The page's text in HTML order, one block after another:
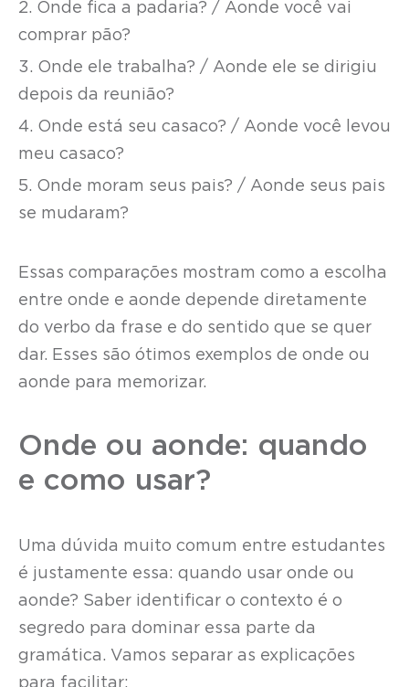
2. Onde fica a padaria? / Aonde você vai
comprar pão?
3. Onde ele trabalha? / Aonde ele se dirigiu
depois da reunião?
4. Onde está seu casaco? / Aonde você levou
meu casaco?
5. Onde moram seus pais? / Aonde seus pais
se mudaram?
Essas comparações mostram como a escolha
entre onde e aonde depende diretamente
do verbo da frase e do sentido que se quer
dar. Esses são ótimos exemplos de onde ou
aonde para memorizar.
Onde ou aonde: quando
e como usar?
Uma dúvida muito comum entre estudantes
é justamente essa: quando usar onde ou
aonde? Saber identificar o contexto é o
segredo para dominar essa parte da
gramática. Vamos separar as explicações
para facilitar: